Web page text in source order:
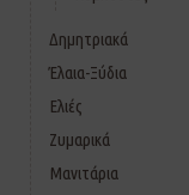
Δημητριακά
Έλαια-Ξύδια
Ελιές
Ζυμαρικά
Μανιτάρια